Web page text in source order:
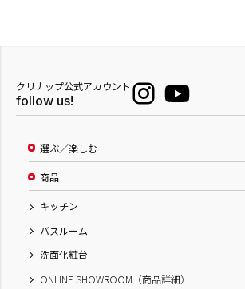
クリナップ公式アカウント
follow us!
選ぶ／楽しむ
商品
キッチン
バスルーム
洗面化粧台
ONLINE SHOWROOM（商品詳細）